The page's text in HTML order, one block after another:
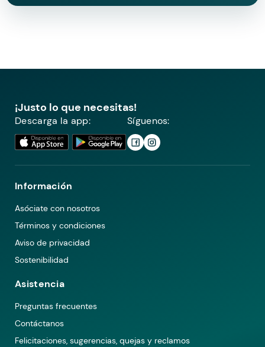
¡Justo lo que necesitas!
Descarga la app: Síguenos:
Información
Asóciate con nosotros
Términos y condiciones
Aviso de privacidad
Sostenibilidad
Asistencia
Preguntas frecuentes
Contáctanos
Felicitaciones, sugerencias, quejas y reclamos